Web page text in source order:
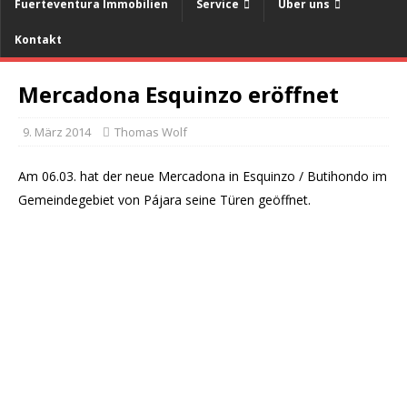
Fuerteventura Immobilien Service Über uns
Kontakt
Mercadona Esquinzo eröffnet
9. März 2014 Thomas Wolf
Am 06.03. hat der neue Mercadona in Esquinzo / Butihondo im
Gemeindegebiet von Pájara seine Türen geöffnet.